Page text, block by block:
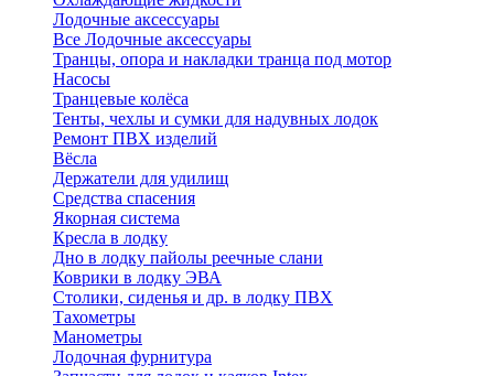
Лодочные аксессуары
Все Лодочные аксессуары
Транцы, опора и накладки транца под мотор
Насосы
Транцевые колёса
Тенты, чехлы и сумки для надувных лодок
Ремонт ПВХ изделий
Вёсла
Держатели для удилищ
Средства спасения
Якорная система
Кресла в лодку
Дно в лодку пайолы реечные слани
Коврики в лодку ЭВА
Столики, сиденья и др. в лодку ПВХ
Тахометры
Манометры
Лодочная фурнитура